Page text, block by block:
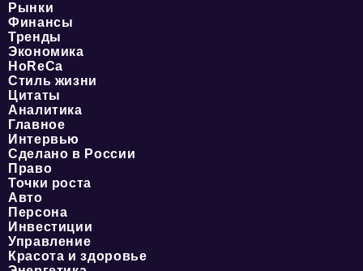
Рынки
Финансы
Тренды
Экономика
HoReCa
Стиль жизни
Цитаты
Аналитика
Главное
Интервью
Сделано в России
Право
Точки роста
Авто
Персона
Инвестиции
Управление
Красота и здоровье